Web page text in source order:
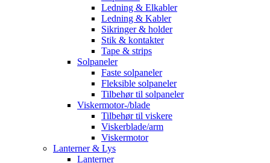
Ledning & Elkabler
Ledning & Kabler
Sikringer & holder
Stik & kontakter
Tape & strips
Solpaneler
Faste solpaneler
Fleksible solpaneler
Tilbehør til solpaneler
Viskermotor-/blade
Tilbehør til viskere
Viskerblade/arm
Viskermotor
Lanterner & Lys
Lanterner